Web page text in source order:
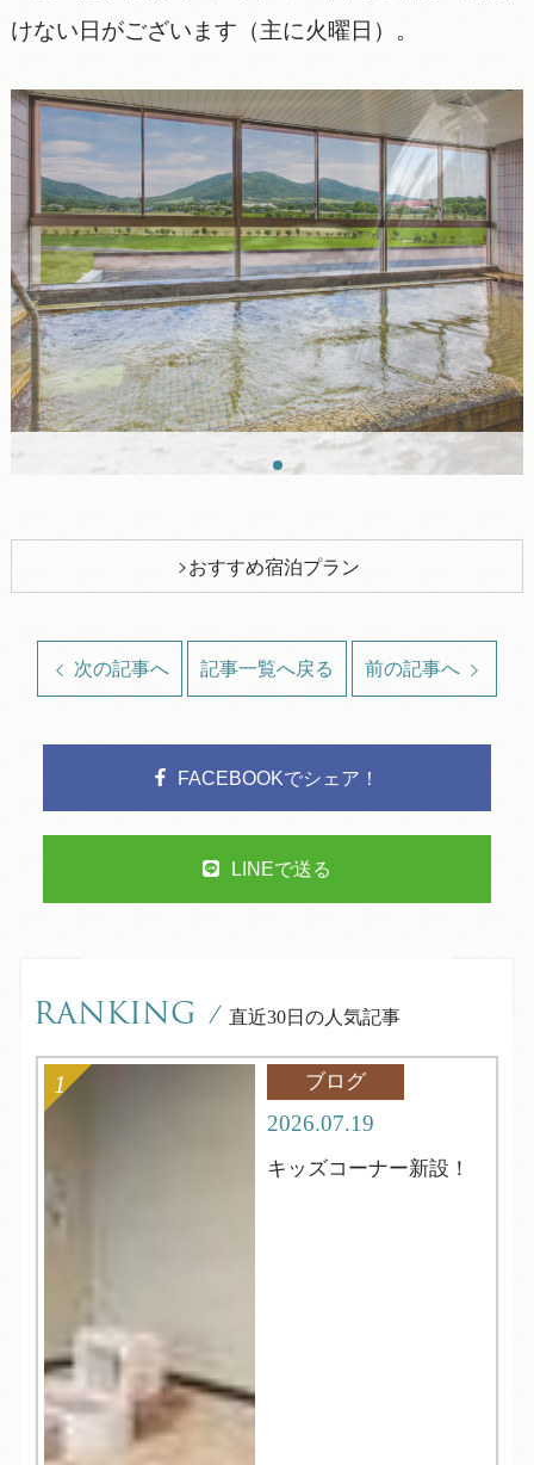
けない日がございます（主に火曜日）。
おすすめ宿泊プラン
次の記事へ 記事一覧へ戻る 前の記事へ
FACEBOOKでシェア！
LINEで送る
RANKING / 直近30日の人気記事
ブログ
2026.07.19
キッズコーナー新設！